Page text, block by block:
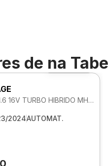
de naFoto 360º
EX PRESTIGE 1.6 16V TURBO HIBRIDO MHEV AUTOMATICO
2024AUTOMAT.